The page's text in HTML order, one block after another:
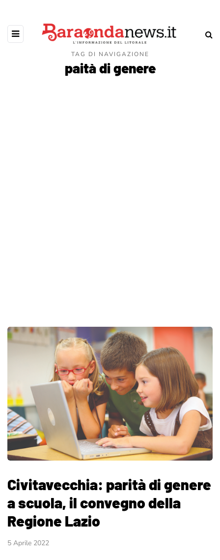
TAG DI NAVIGAZIONE
paità di genere
Civitavecchia: parità di genere
a scuola, il convegno della
Regione Lazio
5 Aprile 2022